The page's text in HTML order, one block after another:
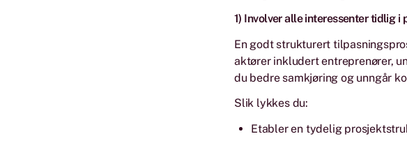
1) Involver alle interessenter tidlig i
En godt strukturert
aktører inkludert entreprenører,
du bedre samkjøring og unngår
Slik lykkes du:
Etabler en tydelig